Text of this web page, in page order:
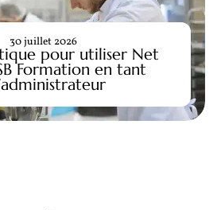
pour utiliser Net
Formation en tant
30 juillet 2026